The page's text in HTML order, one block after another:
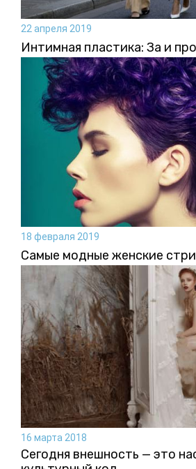
22 апреля 2019
Интимная пластика: За и
18 февраля 2019
Самые модные женские
16 марта 2018
Сегодня внешность — это